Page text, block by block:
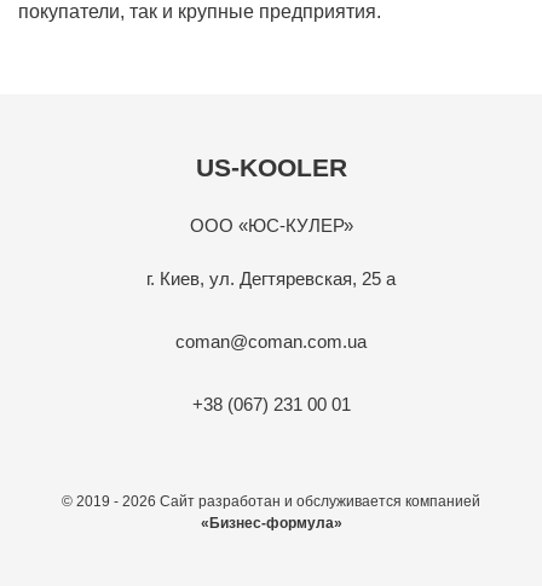
покупатели, так и крупные предприятия.
US-KOOLER
ООО «ЮС-КУЛЕР»
г. Киев, ул. Дегтяревская, 25 а
coman@coman.com.ua
+38 (067) 231 00 01
© 2019 - 2026 Сайт разработан и обслуживается компанией
«Бизнес-формула»